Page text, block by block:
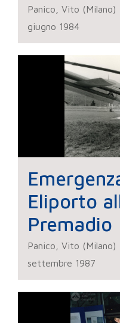
Panico, Vito (Milano)
giugno 1984
Eliporto
Premadio
Panico, Vito (Milano)
settembre 1987